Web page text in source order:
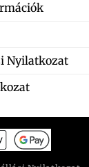
Nyilatkozat